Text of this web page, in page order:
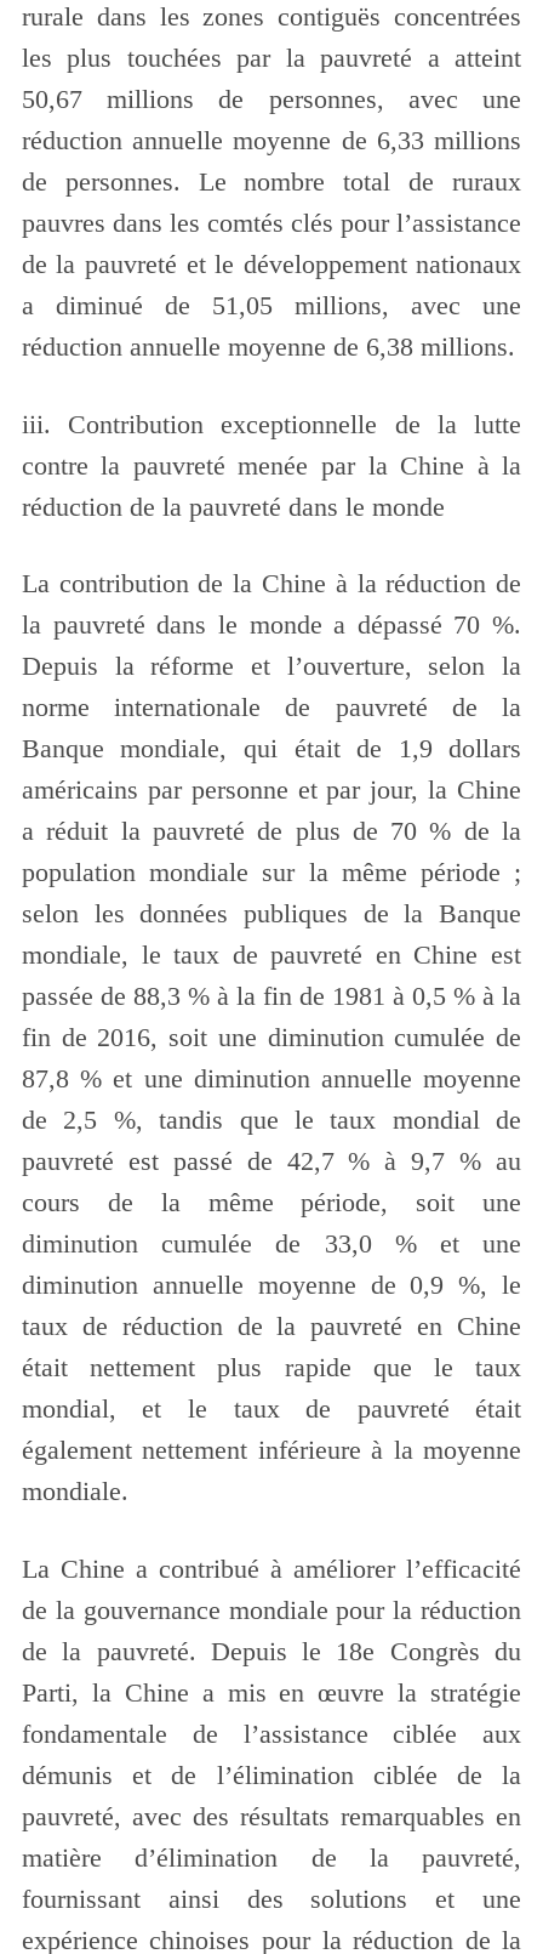
rurale dans les zones contiguës concentrées
les plus touchées par la pauvreté a atteint
50,67 millions de personnes, avec une
réduction annuelle moyenne de 6,33 millions
de personnes. Le nombre total de ruraux
pauvres dans les comtés clés pour l’assistance
de la pauvreté et le développement nationaux
a diminué de 51,05 millions, avec une
réduction annuelle moyenne de 6,38 millions.
iii. Contribution exceptionnelle de la lutte
contre la pauvreté menée par la Chine à la
réduction de la pauvreté dans le monde
La contribution de la Chine à la réduction de
la pauvreté dans le monde a dépassé 70 %.
Depuis la réforme et l’ouverture, selon la
norme internationale de pauvreté de la
Banque mondiale, qui était de 1,9 dollars
américains par personne et par jour, la Chine
a réduit la pauvreté de plus de 70 % de la
population mondiale sur la même période ;
selon les données publiques de la Banque
mondiale, le taux de pauvreté en Chine est
passée de 88,3 % à la fin de 1981 à 0,5 % à la
fin de 2016, soit une diminution cumulée de
87,8 % et une diminution annuelle moyenne
de 2,5 %, tandis que le taux mondial de
pauvreté est passé de 42,7 % à 9,7 % au
cours de la même période, soit une
diminution cumulée de 33,0 % et une
diminution annuelle moyenne de 0,9 %, le
taux de réduction de la pauvreté en Chine
était nettement plus rapide que le taux
mondial, et le taux de pauvreté était
également nettement inférieure à la moyenne
mondiale.
La Chine a contribué à améliorer l’efficacité
de la gouvernance mondiale pour la réduction
de la pauvreté. Depuis le 18e Congrès du
Parti, la Chine a mis en œuvre la stratégie
fondamentale de l’assistance ciblée aux
démunis et de l’élimination ciblée de la
pauvreté, avec des résultats remarquables en
matière d’élimination de la pauvreté,
fournissant ainsi des solutions et une
expérience chinoises pour la réduction de la